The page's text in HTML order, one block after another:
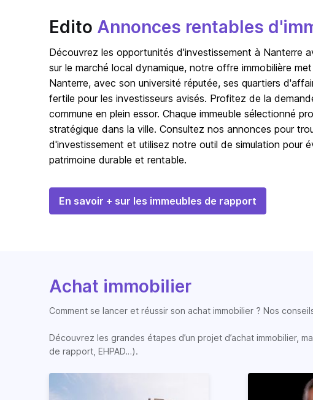
Edito Annonces rentables
Découvrez les opportunités d'investissement à Nanterre
sur le marché local dynamique, notre offre immobilière
Nanterre, avec son université réputée, ses quartiers
fertile pour les investisseurs avisés. Profitez de la
commune en plein essor. Chaque immeuble sélectionné
stratégique dans la ville. Consultez nos annonces pour
d'investissement et utilisez notre outil de simulation pour
patrimoine durable et rentable.
En savoir + sur les immeubles de rapport
Achat immobilier
Comment se lancer et réussir son achat immobilier ? Nos
Découvrez les grandes étapes d’un projet d’achat immobilier,
de rapport, EHPAD…).